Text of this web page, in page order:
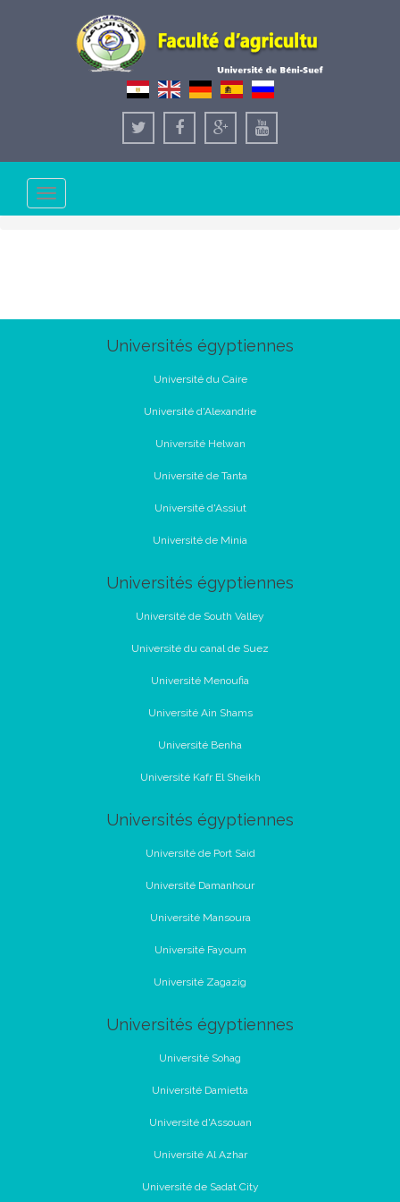
Toggle
navigation
Universités égyptiennes
Université du Caire
Université d'Alexandrie
Université Helwan
Université de Tanta
Université d'Assiut
Université de Minia
Universités égyptiennes
Université de South Valley
Université du canal de Suez
Université Menoufia
Université Ain Shams
Université Benha
Université Kafr El Sheikh
Universités égyptiennes
Université de Port Said
Université Damanhour
Université Mansoura
Université Fayoum
Université Zagazig
Universités égyptiennes
Université Sohag
Université Damietta
Université d'Assouan
Université Al Azhar
Université de Sadat City